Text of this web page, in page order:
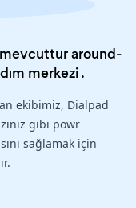
around-
merkezi.
ekibimiz, Dialpad
gibi powr
sağlamak için